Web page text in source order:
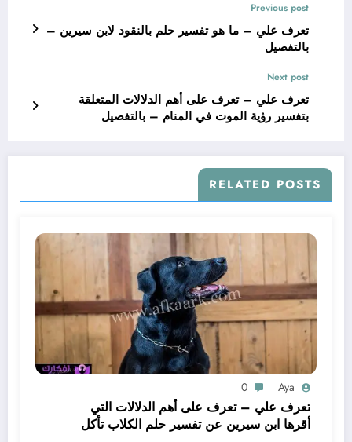
Previous post
تعرف علي – ما هو تفسير حلم بالنقود لابن سيرين –
بالتفصيل
Next post
تعرف علي – تعرف على أهم الدلالات المتعلقة
بتفسير رؤية الموت في المنام – بالتفصيل
RELATED POSTS
Aya
0
تعرف علي – تعرف على أهم الدلالات التي
أقرها ابن سيرين عن تفسير حلم الكلاب تأكل